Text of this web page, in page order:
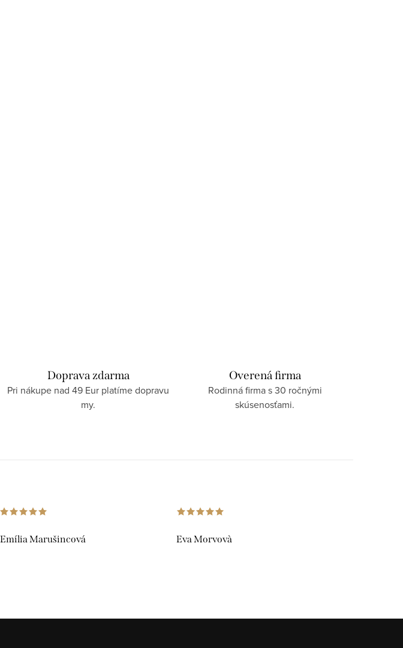
Doprava zdarma
Pri nákupe nad 49 Eur platíme dopravu
my.
Overená firma
Rodinná firma s 30 ročnými
skúsenosťami.
Emília Marušincová Eva Morvovà